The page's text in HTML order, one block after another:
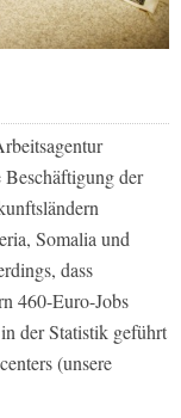
der
Somalia und
dass
460-Euro-Jobs
der Statistik geführt
(unsere